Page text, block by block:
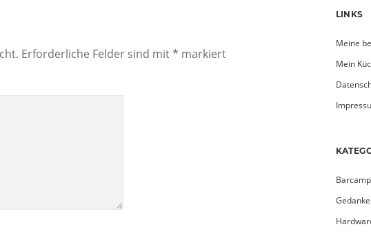
Erforderliche Felder sind mit* markiert
LINKS
Meine
Mein